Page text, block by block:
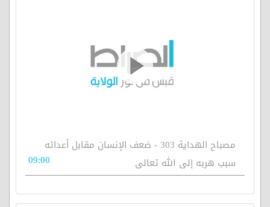
مصباح الهداية 303 - ضعف الإنسان مقابل أعدائه
سبب هربه إلى الله تعالى
09:00